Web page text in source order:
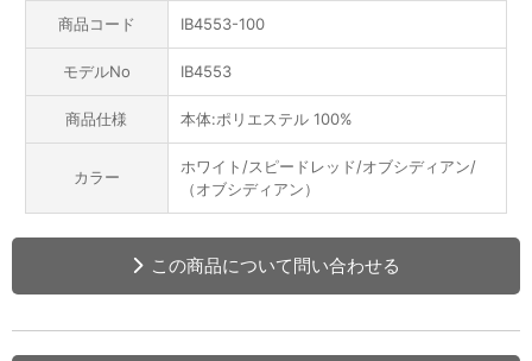
商品コード IB4553-100
モデルNo IB4553
商品仕様 本体:ポリエステル 100%
カラー
ホワイト/スピードレッド/オブシディアン/
（オブシディアン）
この商品について問い合わせる